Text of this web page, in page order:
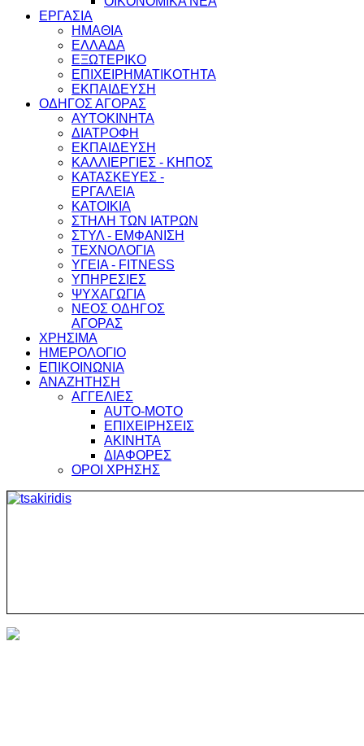
ΕΡΓΑΣΙΑ
ΗΜΑΘΙΑ
ΕΛΛΑΔΑ
ΕΞΩΤΕΡΙΚΟ
ΕΠΙΧΕΙΡΗΜΑΤΙΚΟΤΗΤΑ
ΕΚΠΑΙΔΕΥΣΗ
ΟΔΗΓΟΣ ΑΓΟΡΑΣ
ΑΥΤΟΚΙΝΗΤΑ
ΔΙΑΤΡΟΦΗ
ΕΚΠΑΙΔΕΥΣΗ
ΚΑΛΛΙΕΡΓΙΕΣ - ΚΗΠΟΣ
ΚΑΤΑΣΚΕΥΕΣ -
ΕΡΓΑΛΕΙΑ
ΚΑΤΟΙΚΙΑ
ΣΤΗΛΗ ΤΩΝ ΙΑΤΡΩΝ
ΣΤΥΛ - ΕΜΦΑΝΙΣΗ
ΤΕΧΝΟΛΟΓΙΑ
ΥΓΕΙΑ - FITNESS
ΥΠΗΡΕΣΙΕΣ
ΨΥΧΑΓΩΓΙΑ
ΝΕΟΣ ΟΔΗΓΟΣ
ΑΓΟΡΑΣ
ΧΡΗΣΙΜΑ
ΗΜΕΡΟΛΟΓΙΟ
ΕΠΙΚΟΙΝΩΝΙΑ
ΑΝΑΖΗΤΗΣΗ
ΑΓΓΕΛΙΕΣ
AUTO-MOTO
ΕΠΙΧΕΙΡΗΣΕΙΣ
ΑΚΙΝΗΤΑ
ΔΙΑΦΟΡΕΣ
ΟΡΟΙ ΧΡΗΣΗΣ